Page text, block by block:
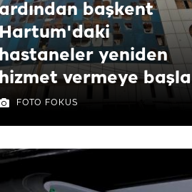
başkent
hastaneler yeniden
vermeye başla
FOTO FOKUS